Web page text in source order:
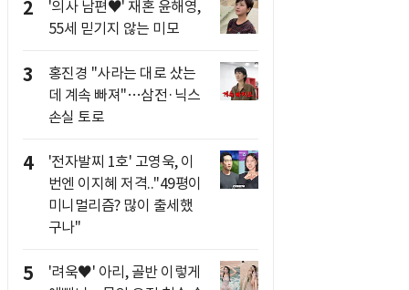
2
'의사 남편♥' 재혼 윤해영,
55세 믿기지 않는 미모
3
홍진경 "사라는 대로 샀는
데 계속 빠져"…삼전·닉스
손실 토로
4
'전자발찌 1호' 고영욱, 이
번엔 이지혜 저격.."49평이
미니멀리즘? 많이 출세했
구나"
5
'려욱♥' 아리, 골반 이렇게